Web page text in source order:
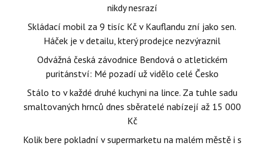
nikdy nesrazí
Skládací mobil za 9 tisíc Kč v Kauflandu zní jako sen.
Háček je v detailu, který prodejce nezvýraznil
Odvážná česká závodnice Bendová o atletickém
puritánství: Mé pozadí už vidělo celé Česko
Stálo to v každé druhé kuchyni na lince. Za tuhle sadu
smaltovaných hrnců dnes sběratelé nabízejí až 15 000
Kč
Kolik bere pokladní v supermarketu na malém městě i s